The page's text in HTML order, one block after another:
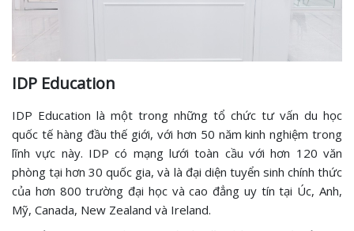
IDP Education
IDP Education là một trong những tổ chức tư vấn du học
quốc tế hàng đầu thế giới, với hơn 50 năm kinh nghiệm trong
lĩnh vực này. IDP có mạng lưới toàn cầu với hơn 120 văn
phòng tại hơn 30 quốc gia, và là đại diện tuyển sinh chính thức
của hơn 800 trường đại học và cao đẳng uy tín tại Úc, Anh,
Mỹ, Canada, New Zealand và Ireland.